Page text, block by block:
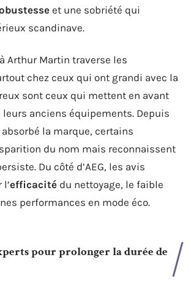
et une sobriété qui
scandinave.
Arthur Martin traverse les
chez ceux qui ont grandi avec la
sont ceux qui mettent en avant
leurs anciens équipements. Depuis
absorbé la marque, certains
du nom mais reconnaissent
Du côté d’AEG, les avis
efficacité du nettoyage, le faible
performances en mode éco.
pour prolonger la durée de